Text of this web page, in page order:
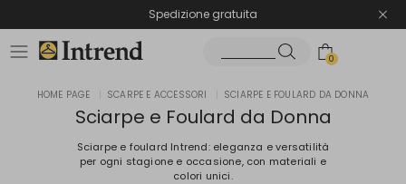
Spedizione gratuita
Reso facile e veloce
0
HOME PAGE SCARPE E ACCESSORI SCIARPE E FOULARD DA DONNA
Sciarpe e Foulard da Donna
Sciarpe e foulard Intrend: eleganza e versatilità
per ogni stagione e occasione, con materiali e
colori unici.